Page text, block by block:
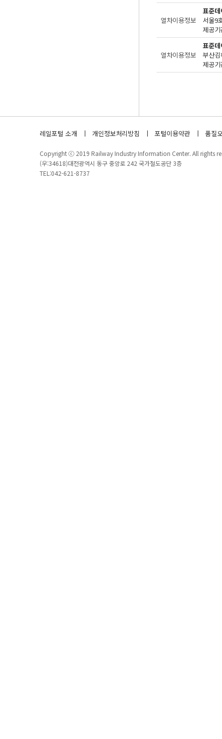
열차이용정보
표준
서울9
제공
열차이용정보
표준
부산
제공
레일포털 소개 개인정보처리방침 포털이용약관 품질
Copyright ⓒ 2019 Railway Industry Information Center. All rights
(우:34618)대전광역시 동구 중앙로 242 국가철도공단 3층
TEL:042-621-8737